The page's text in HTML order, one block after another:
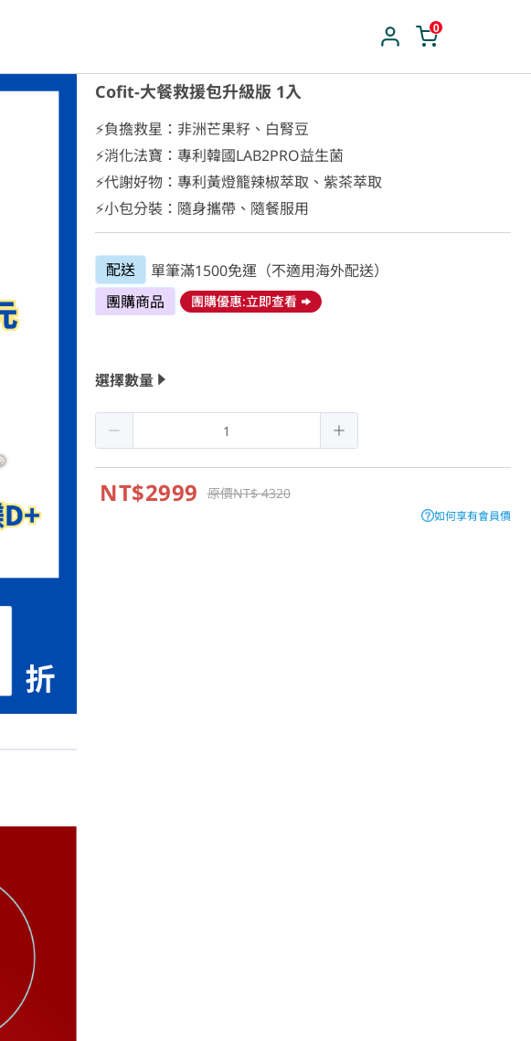
0
Cofit-大餐救援包升級版 1入
⚡負擔救星：非洲芒果籽、白腎豆
⚡消化法寶：專利韓國LAB2PRO益生菌
⚡代謝好物：專利黃燈籠辣椒萃取、紫茶萃取
⚡小包分裝：隨身攜帶、隨餐服用
配送
單筆滿1500免運（不適用海外配送）
團購商品
團購優惠:立即查看
選擇數量
NT$2999 原價NT$ 4320
如何享有會員價